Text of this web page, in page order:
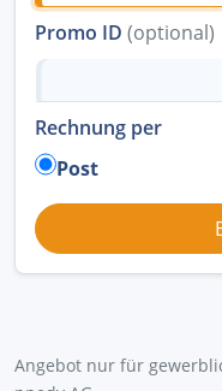
Promo ID (optional)
Rechnung per
Post
Angebot nur für